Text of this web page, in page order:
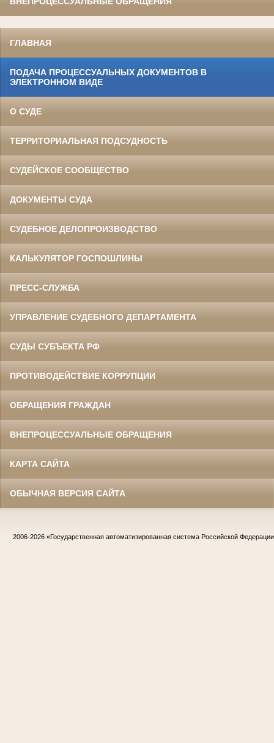
ГЛАВНАЯ
ПОДАЧА ПРОЦЕССУАЛЬНЫХ ДОКУМЕНТОВ В
ЭЛЕКТРОННОМ ВИДЕ
О СУДЕ
ТЕРРИТОРИАЛЬНАЯ ПОДСУДНОСТЬ
СУДЕЙСКОЕ СООБЩЕСТВО
ДОКУМЕНТЫ СУДА
СУДЕБНОЕ ДЕЛОПРОИЗВОДСТВО
КАЛЬКУЛЯТОР ГОСПОШЛИНЫ
ПРЕСС-СЛУЖБА
УПРАВЛЕНИЕ СУДЕБНОГО ДЕПАРТАМЕНТА
СУДЫ СУБЪЕКТА РФ
ПРОТИВОДЕЙСТВИЕ КОРРУПЦИИ
ОБРАЩЕНИЯ ГРАЖДАН
ВНЕПРОЦЕССУАЛЬНЫЕ ОБРАЩЕНИЯ
КАРТА САЙТА
ОБЫЧНАЯ ВЕРСИЯ САЙТА
2006-2026 «Государственная автоматизированная система Российской